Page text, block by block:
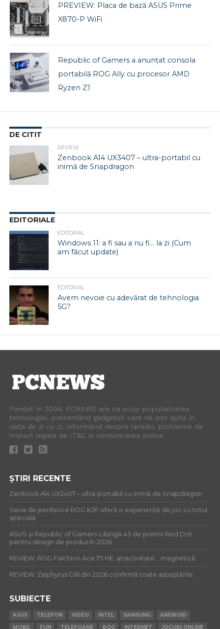
PREVIEW: Placa de bază ASUS Prime
X870-P WiFi
Republic of Gamers a anunțat consola
portabilă ROG Ally cu procesor AMD
Ryzen Z1
DE CITIT
REVIEW
Zenbook A14 UX3407 – ultra-portabil cu
inimă de Snapdragon
EDITORIALE
EDITORIAL
Windows 11: a fi sau a nu fi… la zi (Cum
am făcut update)
EDITORIAL
Avem nevoie cu adevărat de tehnologia
5G?
Fondat în 2004, PCNEWS are ca scop popularizarea
tehnologiei, prezentând gadgeturi care ne pot ajuta în
viața de zi cu zi, informând despre lansări, probleme de
impact legate de IT&C și comunicarea online.
ȘTIRI RECENTE
Zenbook A14 UX3407 – ultra-portabil cu inimă de Snapdragon
Seria de periferice ROG KJP oferă o experiență de joc cu totul
specială
ASUS și Republic of Gamers câștigă 43 de premii Red Dot
pentru design de produs în 2026
REVIEW: ROG Falchion Ace 75 HE: atractivitate… magnetică
REVIEW: Zephyrus G16 din 2026 confirmă toate așteptările
SUBIECTE
ASUS TELEFON VIDEO INTEL SAMSUNG
ANDROID
MOBIL
FUN TELEFOANE ROG INTERNET JOCURI ONLINE